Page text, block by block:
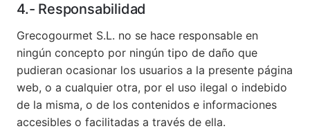
4.- Responsabilidad
Grecogourmet S.L. no se hace responsable en
ningún concepto por ningún tipo de daño que
pudieran ocasionar los usuarios a la presente página
web, o a cualquier otra, por el uso ilegal o indebido
de la misma, o de los contenidos e informaciones
accesibles o facilitadas a través de ella.